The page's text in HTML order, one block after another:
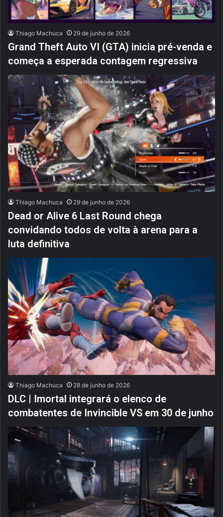
Thiago Machuca 29 de junho de 2026
Grand Theft Auto VI (GTA) inicia pré-venda e
começa a esperada contagem regressiva
Thiago Machuca 29 de junho de 2026
Dead or Alive 6 Last Round chega
convidando todos de volta à arena para a
luta definitiva
Thiago Machuca 28 de junho de 2026
DLC | Imortal integrará o elenco de
combatentes de Invincible VS em 30 de junho